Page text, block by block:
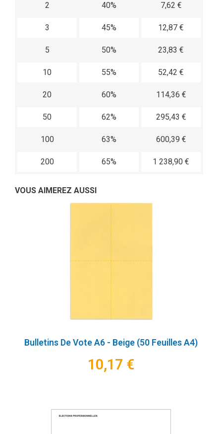
2 40% 7,62 €
3 45% 12,87 €
5 50% 23,83 €
10 55% 52,42 €
20 60% 114,36 €
50 62% 295,43 €
100 63% 600,39 €
200 65% 1 238,90 €
VOUS AIMEREZ AUSSI
Bulletins De Vote A6 - Beige (50 Feuilles A4)
10,17 €